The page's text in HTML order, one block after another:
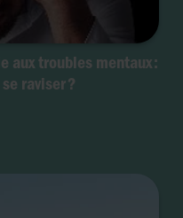
aux troubles mentaux :
raviser ?